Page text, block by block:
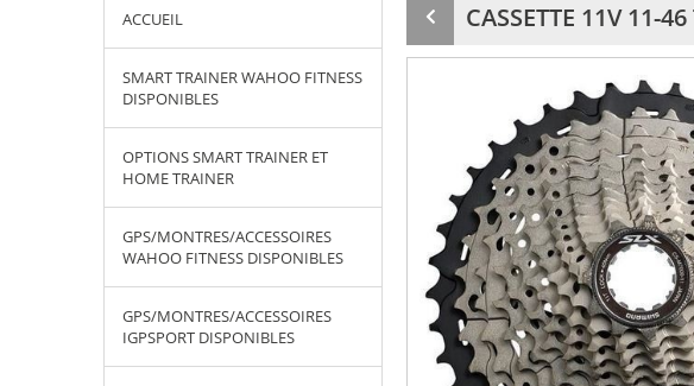
ACCUEIL
SMART TRAINER WAHOO FITNESS
DISPONIBLES
OPTIONS SMART TRAINER ET
HOME TRAINER
GPS/MONTRES/ACCESSOIRES
WAHOO FITNESS DISPONIBLES
GPS/MONTRES/ACCESSOIRES
IGPSPORT DISPONIBLES
Produit
précédent
CASSETTE 11V 11-